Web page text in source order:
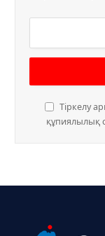
Тіркелу
құпиялылық